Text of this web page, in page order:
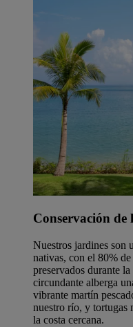
Conservación de
Nuestros jardines son
nativas, con el 80%
preservados durante
circundante alberga
vibrante martín
nuestro río, y tortugas
la costa cercana.